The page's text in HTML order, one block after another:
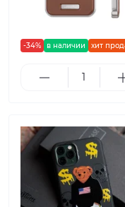
-34% в наличии хит